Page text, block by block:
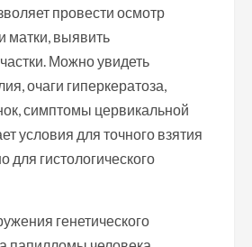
провести осмотр
матки, выявить
Можно увидеть
очаги гиперкератоза,
симптомы цервикальной
условия для точного взятия
для гистологического
генетического